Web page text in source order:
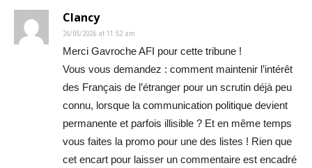
Clancy
26/05/2026 at 11:52 am
Merci Gavroche AFI pour cette tribune !
Vous vous demandez : comment maintenir l’intérêt
des Français de l’étranger pour un scrutin déjà peu
connu, lorsque la communication politique devient
permanente et parfois illisible ? Et en même temps
vous faites la promo pour une des listes ! Rien que
cet encart pour laisser un commentaire est encadré